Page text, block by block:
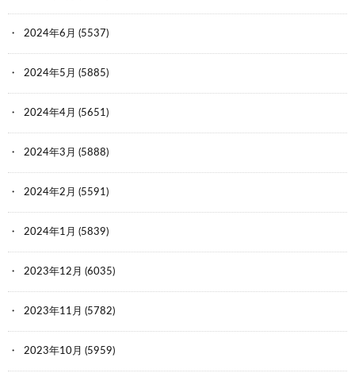
2024年6月 (5537)
2024年5月 (5885)
2024年4月 (5651)
2024年3月 (5888)
2024年2月 (5591)
2024年1月 (5839)
2023年12月 (6035)
2023年11月 (5782)
2023年10月 (5959)